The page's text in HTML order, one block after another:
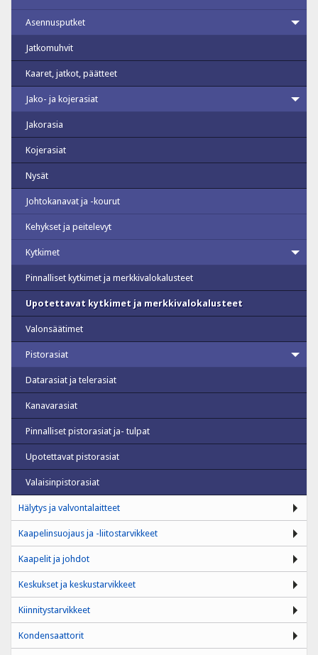
Asennusputket
Jatkomuhvit
Kaaret, jatkot, päätteet
Jako- ja kojerasiat
Jakorasia
Kojerasiat
Nysät
Johtokanavat ja -kourut
Kehykset ja peitelevyt
Kytkimet
Pinnalliset kytkimet ja merkkivalokalusteet
Upotettavat kytkimet ja merkkivalokalusteet
Valonsäätimet
Pistorasiat
Datarasiat ja telerasiat
Kanavarasiat
Pinnalliset pistorasiat ja- tulpat
Upotettavat pistorasiat
Valaisinpistorasiat
Hälytys ja valvontalaitteet
Kaapelinsuojaus ja -liitostarvikkeet
Kaapelit ja johdot
Keskukset ja keskustarvikkeet
Kiinnitystarvikkeet
Kondensaattorit